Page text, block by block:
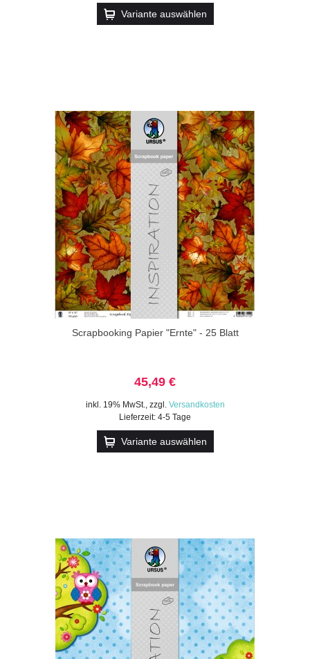
Variante auswählen
Scrapbooking Papier "Ernte" - 25 Blatt
45,49 €
inkl. 19% MwSt., zzgl. Versandkosten
Lieferzeit: 4-5 Tage
Variante auswählen